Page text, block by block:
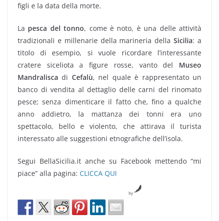
figli e la data della morte.
La pesca del tonno, come è noto, è una delle attività
tradizionali e millenarie della marineria dellaSicilia: a
titolo di esempio, si vuole ricordare l’interessante
cratere siceliota a figure rosse, vanto del Museo
Mandralisca di Cefalù, nel quale è rappresentato un
banco di vendita al dettaglio delle carni del rinomato
pesce; senza dimenticare il fatto che, fino a qualche
anno addietro, la mattanza dei tonni era uno
spettacolo, bello e violento, che attirava il turista
interessato alle suggestioni etnografiche dell’isola.
Segui BellaSicilia.it anche su Facebook mettendo “mi
piace” alla pagina: CLICCA QUI
by